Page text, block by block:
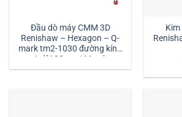
Đầu dò máy CMM 3D
Renishaw – Hexagon – Q-
mark tm2-1030 đường kính
1 dài 30mm:| Mstek
Technology